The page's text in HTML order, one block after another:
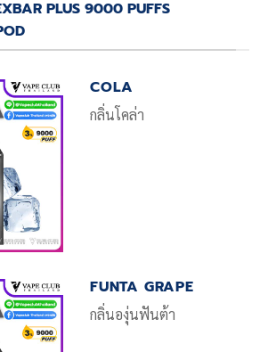
PLUS 9000 PUFFS
COLA
กลิ่นโคล่า
FUNTA GRAPE
กลิ่นองุ่นฟันต้า